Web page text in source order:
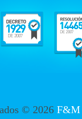
© 2026 F&M